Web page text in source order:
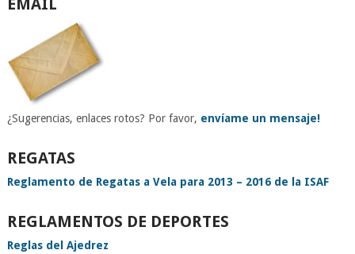
EMAIL
¿Sugerencias, enlaces rotos? Por favor, envíame un mensaje!
REGATAS
Reglamento de Regatas a Vela para 2013 – 2016 de la ISAF
REGLAMENTOS DE DEPORTES
Reglas del Ajedrez